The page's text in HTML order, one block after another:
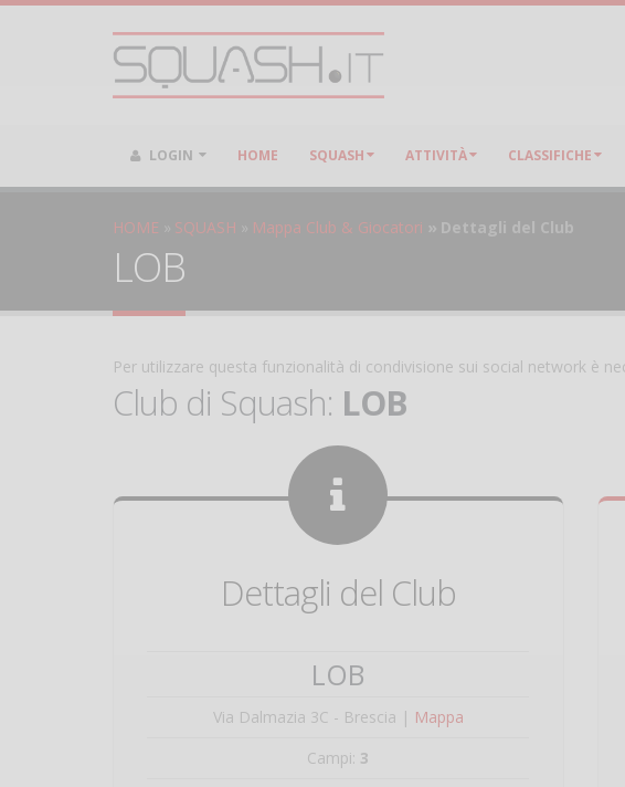
LOGIN HOME SQUASH ATTIVITÀ CLASSIFICHE
HOME SQUASH Mappa Club & Giocatori Dettagli del Club
LOB
Per utilizzare questa funzionalità di condivisione sui social network è
Club di Squash: LOB
Dettagli del Club
LOB
Via Dalmazia 3C - Brescia | Mappa
Campi: 3